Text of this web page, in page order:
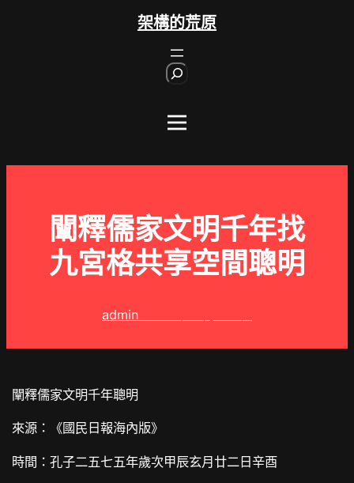
架構的荒原
闡釋儒家文明千年找
九宮格共享空間聰明
admin
闡釋儒家文明千年聰明
來源：《國民日報海內版》
時間：孔子二五七五年歲次甲辰玄月廿二日辛酉